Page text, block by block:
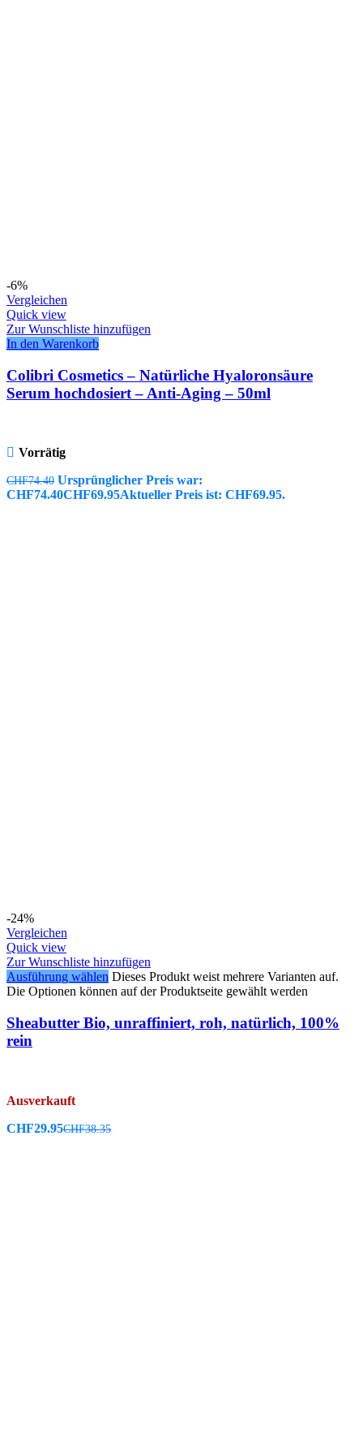
-6%
Vergleichen
Quick view
Zur Wunschliste hinzufügen
In den Warenkorb
Colibri Cosmetics – Natürliche Hyaloronsäure
Serum hochdosiert – Anti-Aging – 50ml
Vorrätig
CHF74.40 Ursprünglicher Preis war:
CHF74.40CHF69.95Aktueller Preis ist: CHF69.95.
-24%
Vergleichen
Quick view
Zur Wunschliste hinzufügen
Ausführung wählen Dieses Produkt weist mehrere Varianten auf.
Die Optionen können auf der Produktseite gewählt werden
Sheabutter Bio, unraffiniert, roh, natürlich, 100%
rein
Ausverkauft
CHF29.95CHF38.35